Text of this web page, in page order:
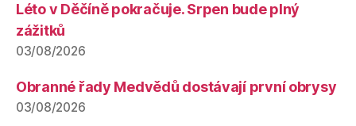
Léto v Děčíně pokračuje. Srpen bude plný
zážitků
03/08/2026
Obranné řady Medvědů dostávají první obrysy
03/08/2026